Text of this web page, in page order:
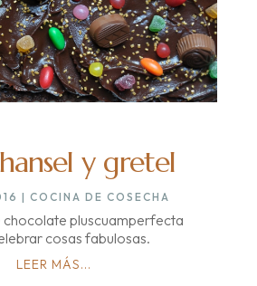
y gretel
| COCINA DE COSECHA
chocolate pluscuamperfecta
cosas fabulosas.
LEER MÁS...